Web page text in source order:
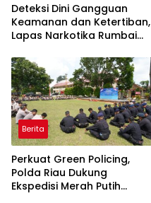
Deteksi Dini Gangguan
Keamanan dan Ketertiban,
Lapas Narkotika Rumbai
Hunian
Berita
Perkuat Green Policing,
Polda Riau Dukung
Ekspedisi Merah Putih